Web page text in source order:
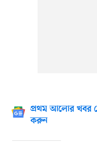
প্রথম আলোর খবর
করুন